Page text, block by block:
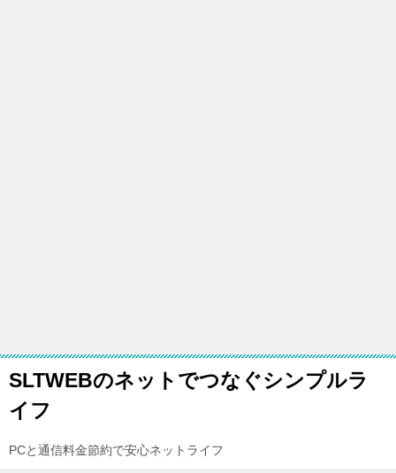
SLTWEBのネットでつなぐシンプルラ
イフ
PCと通信料金節約で安心ネットライフ